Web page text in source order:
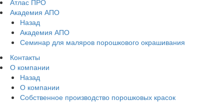
Академия АПО
Назад
Академия АПО
Семинар для маляров порошкового окрашивания
Контакты
О компании
Назад
О компании
Собственное производство порошковых красок